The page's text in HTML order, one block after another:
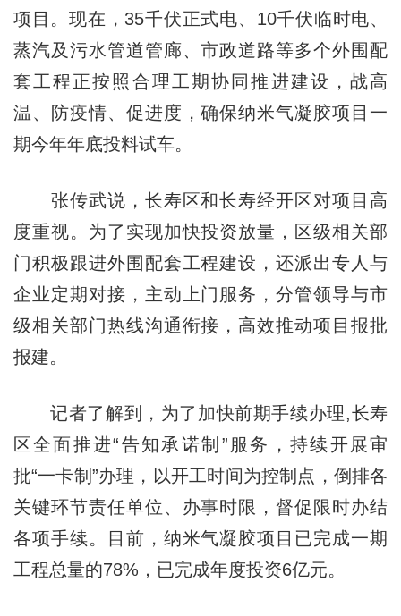
项目。现在，35千伏正式电、10千伏临时电、
蒸汽及污水管道管廊、市政道路等多个外围配
套工程正按照合理工期协同推进建设，战高
温、防疫情、促进度，确保纳米气凝胶项目一
期今年年底投料试车。
张传武说，长寿区和长寿经开区对项目高
度重视。为了实现加快投资放量，区级相关部
门积极跟进外围配套工程建设，还派出专人与
企业定期对接，主动上门服务，分管领导与市
级相关部门热线沟通衔接，高效推动项目报批
报建。
记者了解到，为了加快前期手续办理,长寿
区全面推进“告知承诺制”服务，持续开展审
批“一卡制”办理，以开工时间为控制点，倒排各
关键环节责任单位、办事时限，督促限时办结
各项手续。目前，纳米气凝胶项目已完成一期
工程总量的78%，已完成年度投资6亿元。